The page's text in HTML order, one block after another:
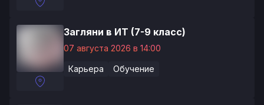
Загляни в ИТ (7-9 класс)
07 августа 2026 в 14:00
Карьера Обучение